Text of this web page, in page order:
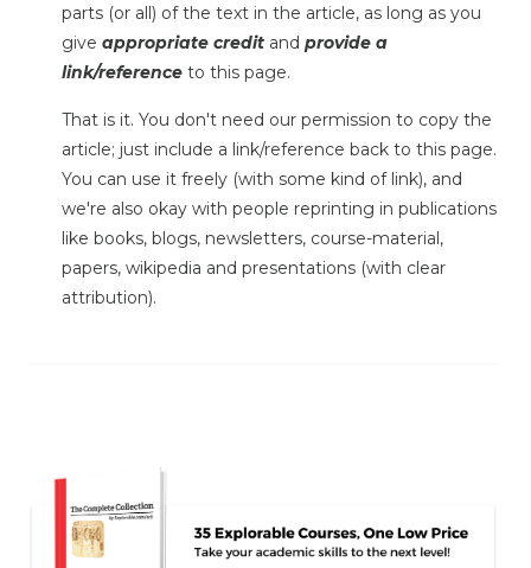
parts (or all) of the text in the article, as long as you
give appropriate credit and provide a
link/reference to this page.
That is it. You don't need our permission to copy the
article; just include a link/reference back to this page.
You can use it freely (with some kind of link), and
we're also okay with people reprinting in publications
like books, blogs, newsletters, course-material,
papers, wikipedia and presentations (with clear
attribution).